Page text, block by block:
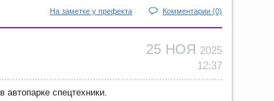
На заметке у префекта Комментарии (0)
25 НОЯ 2025
12:37
спецтехники.